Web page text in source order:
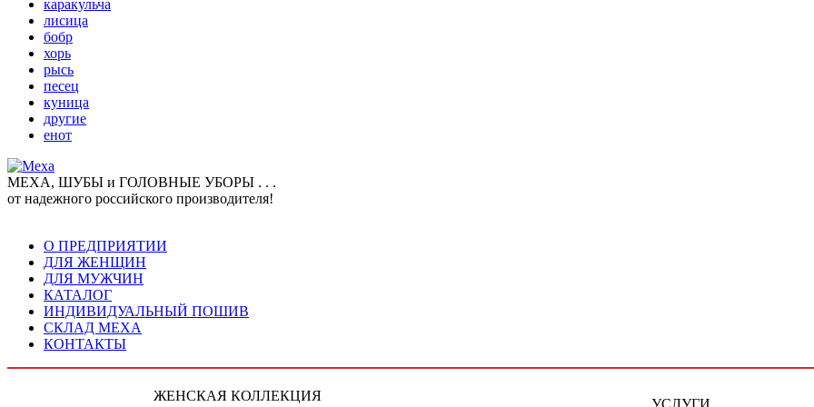
каракульча
лисица
бобр
хорь
рысь
песец
куница
другие
енот
МЕХА, ШУБЫ и ГОЛОВНЫЕ УБОРЫ . . .
от надежного российского производителя!
О ПРЕДПРИЯТИИ
ДЛЯ ЖЕНЩИН
ДЛЯ МУЖЧИН
КАТАЛОГ
ИНДИВИДУАЛЬНЫЙ ПОШИВ
СКЛАД МЕХА
КОНТАКТЫ
ЖЕНСКАЯ КОЛЛЕКЦИЯ
УСЛУГИ